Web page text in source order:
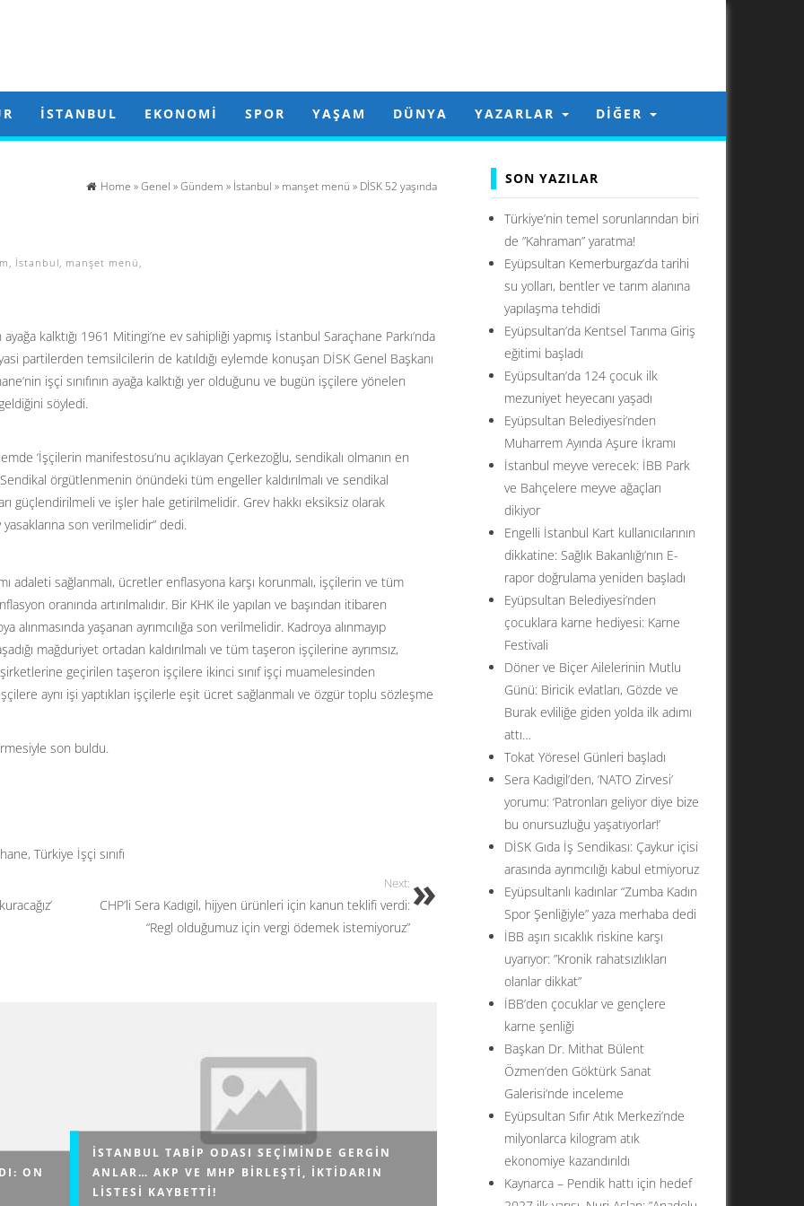
İSTANBUL EKONOMI SPOR YAŞAM DÜNYA YAZARLAR DIĞER
Home »Genel »Gündem » İstanbul » manşet menü » DİSK 52 yaşında
, İstanbul, manşet menü ,
kalktığı 1961 Mitingi’ne ev sahipliği yapmış İstanbul Saraçhane Parkı’nda
partilerden temsilcilerin de katıldığı eylemde konuşan DİSK Genel Başkanı
işçi sınıfının ayağa kalktığı yer olduğunu ve bugün işçilere yönelen
söyledi.
‘İşçilerin manifestosu’nu açıklayan Çerkezoğlu, sendikalı olmanın en
örgütlenmenin önündeki tüm engeller kaldırılmalı ve sendikal
güçlendirilmeli ve işler hale getirilmelidir. Grev hakkı eksiksiz olarak
son verilmelidir” dedi.
adaleti sağlanmalı, ücretler enflasyona karşı korunmalı, işçilerin ve tüm
oranında artırılmalıdır. Bir KHK ile yapılan ve başından itibaren
yaşanan ayrımcılığa son verilmelidir. Kadroya alınmayıp
mağduriyet ortadan kaldırılmalı ve tüm taşeron işçilerine ayrımsız,
geçirilen taşeron işçilere ikinci sınıf işçi muamelesinden
aynı işi yaptıkları işçilerle eşit ücret sağlanmalı ve özgür toplu sözleşme
son buldu.
, Türkiye İşçi sınıfı
Next:
CHP’li Sera Kadıgil, hijyen ürünleri için kanun teklifi verdi:
“Regl olduğumuz için vergi ödemek istemiyoruz”
ON
İSTANBUL TABIP ODASI SEÇIMINDE GERGIN
ANLAR… AKP VE MHP BIRLEŞTI, IKTIDARIN
LISTESI KAYBETTI!
SON YAZILAR
Türkiye’nin temel sorunlarından biri
de ”Kahraman” yaratma!
Eyüpsultan Kemerburgaz’da tarihi
su yolları, bentler ve tarım alanına
yapılaşma tehdidi
Eyüpsultan’da Kentsel Tarıma Giriş
eğitimi başladı
Eyüpsultan’da 124 çocuk ilk
mezuniyet heyecanı yaşadı
Eyüpsultan Belediyesi’nden
Muharrem Ayında Aşure İkramı
İstanbul meyve verecek: İBB Park
ve Bahçelere meyve ağaçları
dikiyor
Engelli İstanbul Kart kullanıcılarının
dikkatine: Sağlık Bakanlığı’nın E-
rapor doğrulama yeniden başladı
Eyüpsultan Belediyesi’nden
çocuklara karne hediyesi: Karne
Festivali
Döner ve Biçer Ailelerinin Mutlu
Günü: Biricik evlatları, Gözde ve
Burak evliliğe giden yolda ilk adımı
attı…
Tokat Yöresel Günleri başladı
Sera Kadıgil’den, ‘NATO Zirvesi’
yorumu: ‘Patronları geliyor diye bize
bu onursuzluğu yaşatıyorlar!’
DİSK Gıda İş Sendikası: Çaykur içisi
arasında ayrımcılığı kabul etmiyoruz
Eyüpsultanlı kadınlar “Zumba Kadın
Spor Şenliğiyle” yaza merhaba dedi
İBB aşırı sıcaklık riskine karşı
uyarıyor: ”Kronik rahatsızlıkları
olanlar dikkat”
İBB’den çocuklar ve gençlere
karne şenliği
Başkan Dr. Mithat Bülent
Özmen’den Göktürk Sanat
Galerisi’nde inceleme
Eyüpsultan Sıfır Atık Merkezi’nde
milyonlarca kilogram atık
ekonomiye kazandırıldı
Kaynarca – Pendik hattı için hedef